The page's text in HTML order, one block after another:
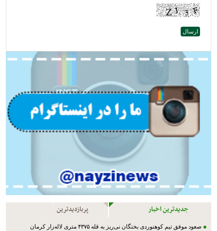
جدیدترین اخبار پربازدیدترین
صعود موفق تیم کوهنوردی بختگان نی‌ریز به قله ۴۳۷۵ متری لاله‌زار کرمان